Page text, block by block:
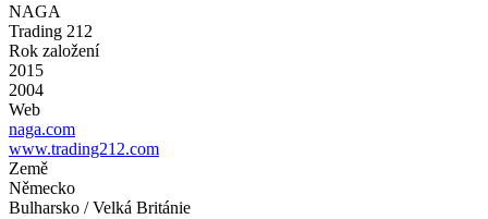
NAGA
Trading 212
Rok založení
2015
2004
Web
naga.com
www.trading212.com
Země
Německo
Bulharsko / Velká Británie